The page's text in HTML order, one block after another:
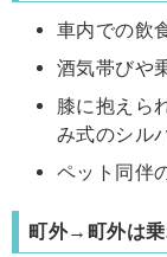
車内での飲
酒気帯びや
膝に抱えら
み式のシル
ペット同伴
町外→町外は乗